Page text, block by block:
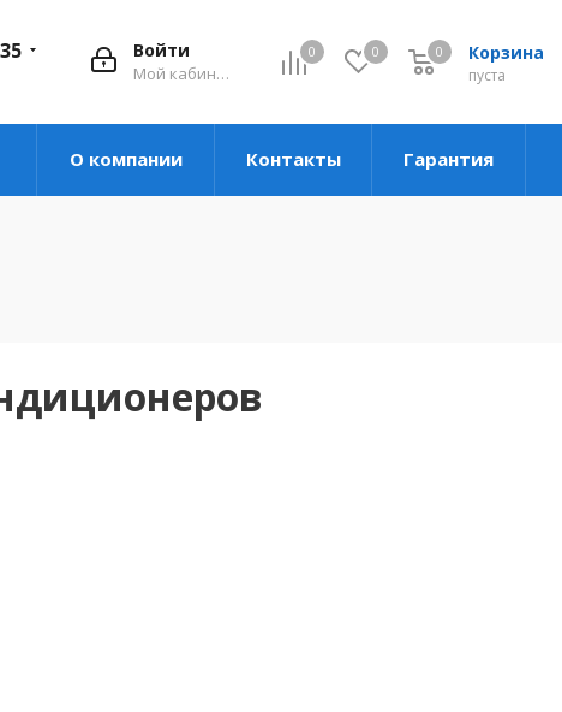
0 0 Корзина
пуста
0
Войти
Мой кабинет
О компании Контакты Гарантия